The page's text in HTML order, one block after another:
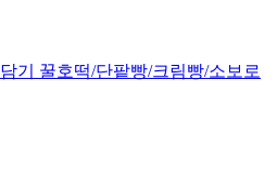
기 꿀호떡/단팥빵/크림빵/소보로